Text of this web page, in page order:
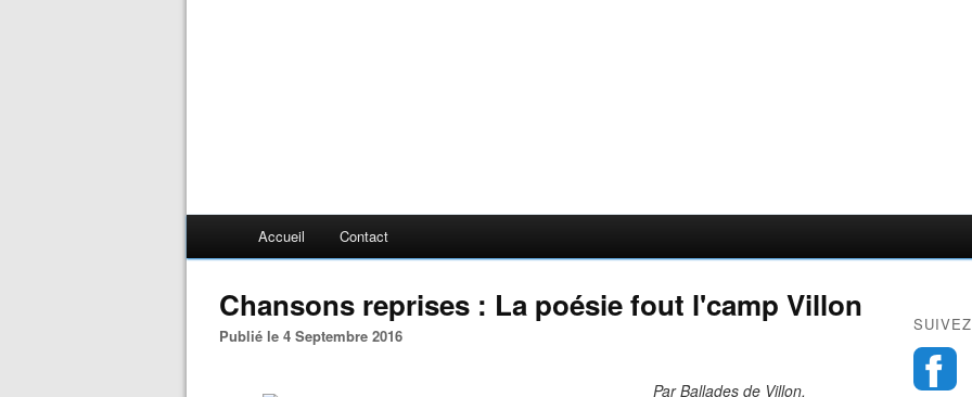
Accueil Contact
Chansons reprises : La poésie fout l'camp Villon
Publié le 4 Septembre 2016
Par Ballades de Villon.